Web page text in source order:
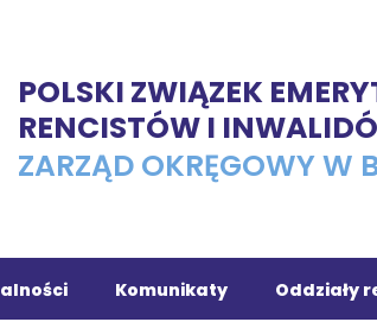
POLSKI ZWIĄZEK
RENCISTÓW I
ZARZĄD OKRĘGOWY W
Komunikaty Oddziały